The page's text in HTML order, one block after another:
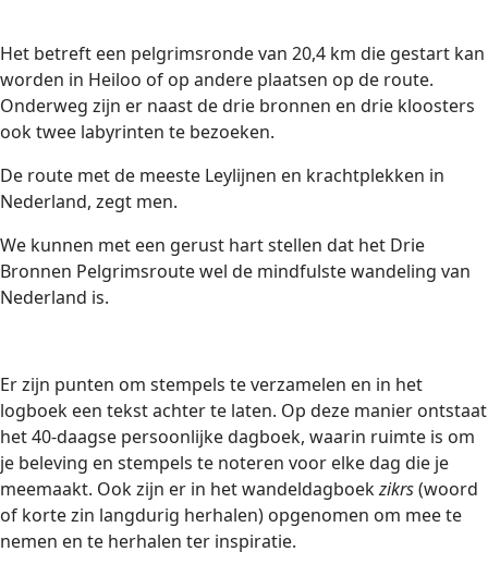
Het betreft een pelgrimsronde van 20,4 km die gestart kan
worden in Heiloo of op andere plaatsen op de route.
Onderweg zijn er naast de drie bronnen en drie kloosters
ook twee labyrinten te bezoeken.
De route met de meeste Leylijnen en krachtplekken in
Nederland, zegt men.
We kunnen met een gerust hart stellen dat het Drie
Bronnen Pelgrimsroute wel de mindfulste wandeling van
Nederland is.
Er zijn punten om stempels te verzamelen en in het
logboek een tekst achter te laten. Op deze manier ontstaat
het 40-daagse persoonlijke dagboek, waarin ruimte is om
je beleving en stempels te noteren voor elke dag die je
meemaakt. Ook zijn er in het wandeldagboekzikrs(woord
of korte zin langdurig herhalen) opgenomen om mee te
nemen en te herhalen ter inspiratie.